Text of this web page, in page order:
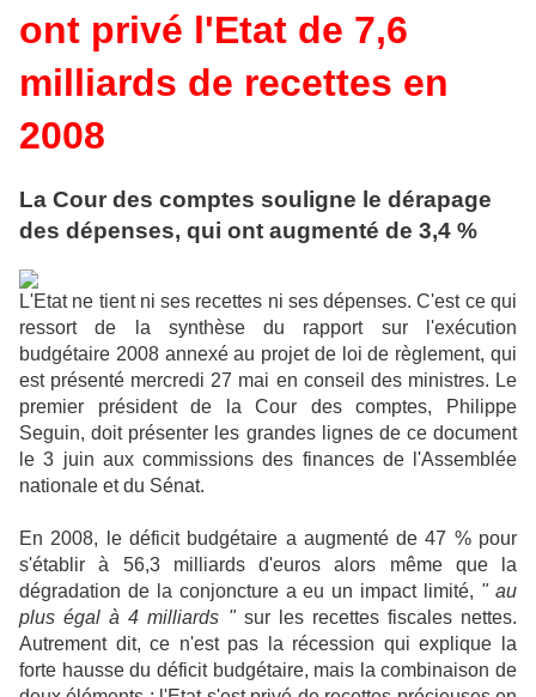
ont privé l'Etat de 7,6
milliards de recettes en
2008
La Cour des comptes souligne le dérapage
des dépenses, qui ont augmenté de 3,4 %
L'Etat ne tient ni ses recettes ni ses dépenses. C'est ce qui
ressort de la synthèse du rapport sur l'exécution
budgétaire 2008 annexé au projet de loi de règlement, qui
est présenté mercredi 27 mai en conseil des ministres. Le
premier président de la Cour des comptes, Philippe
Seguin, doit présenter les grandes lignes de ce document
le 3 juin aux commissions des finances de l'Assemblée
nationale et du Sénat.
En 2008, le déficit budgétaire a augmenté de 47 % pour
s'établir à 56,3 milliards d'euros alors même que la
dégradation de la conjoncture a eu un impact limité, " au
plus égal à 4 milliards "sur les recettes fiscales nettes.
Autrement dit, ce n'est pas la récession qui explique la
forte hausse du déficit budgétaire, mais la combinaison de